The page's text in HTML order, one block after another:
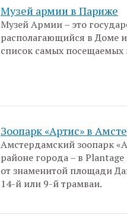
Музей армии в Париже
Музей Армии – это
располагающийся в Доме
список самых посещаемых
Зоопарк «Артис» в
Амстердамский зоопарк
районе города – в
от знаменитой площади
14-й или 9-й трамваи.